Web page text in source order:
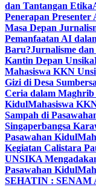
dan Tantangan Etika
Penerapan
Masa Depan
Pemanfaatan AI
Baru?Jurnalisme
Kantin Depan Unsika
Mahasiswa KKN
Gizi di Desa
Ceria dalam
KidulMahasiswa
Sampah di
Singaperbangsa
Pasawahan Kidul
Kegiatan Calistara
UNSIKA
Pasawahan Kidul
SEHATIN : SENAM